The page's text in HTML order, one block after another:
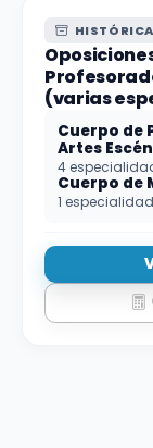
HISTÓRICA
(varias
Cuerpo de
Artes
4
Cuerpo de
1